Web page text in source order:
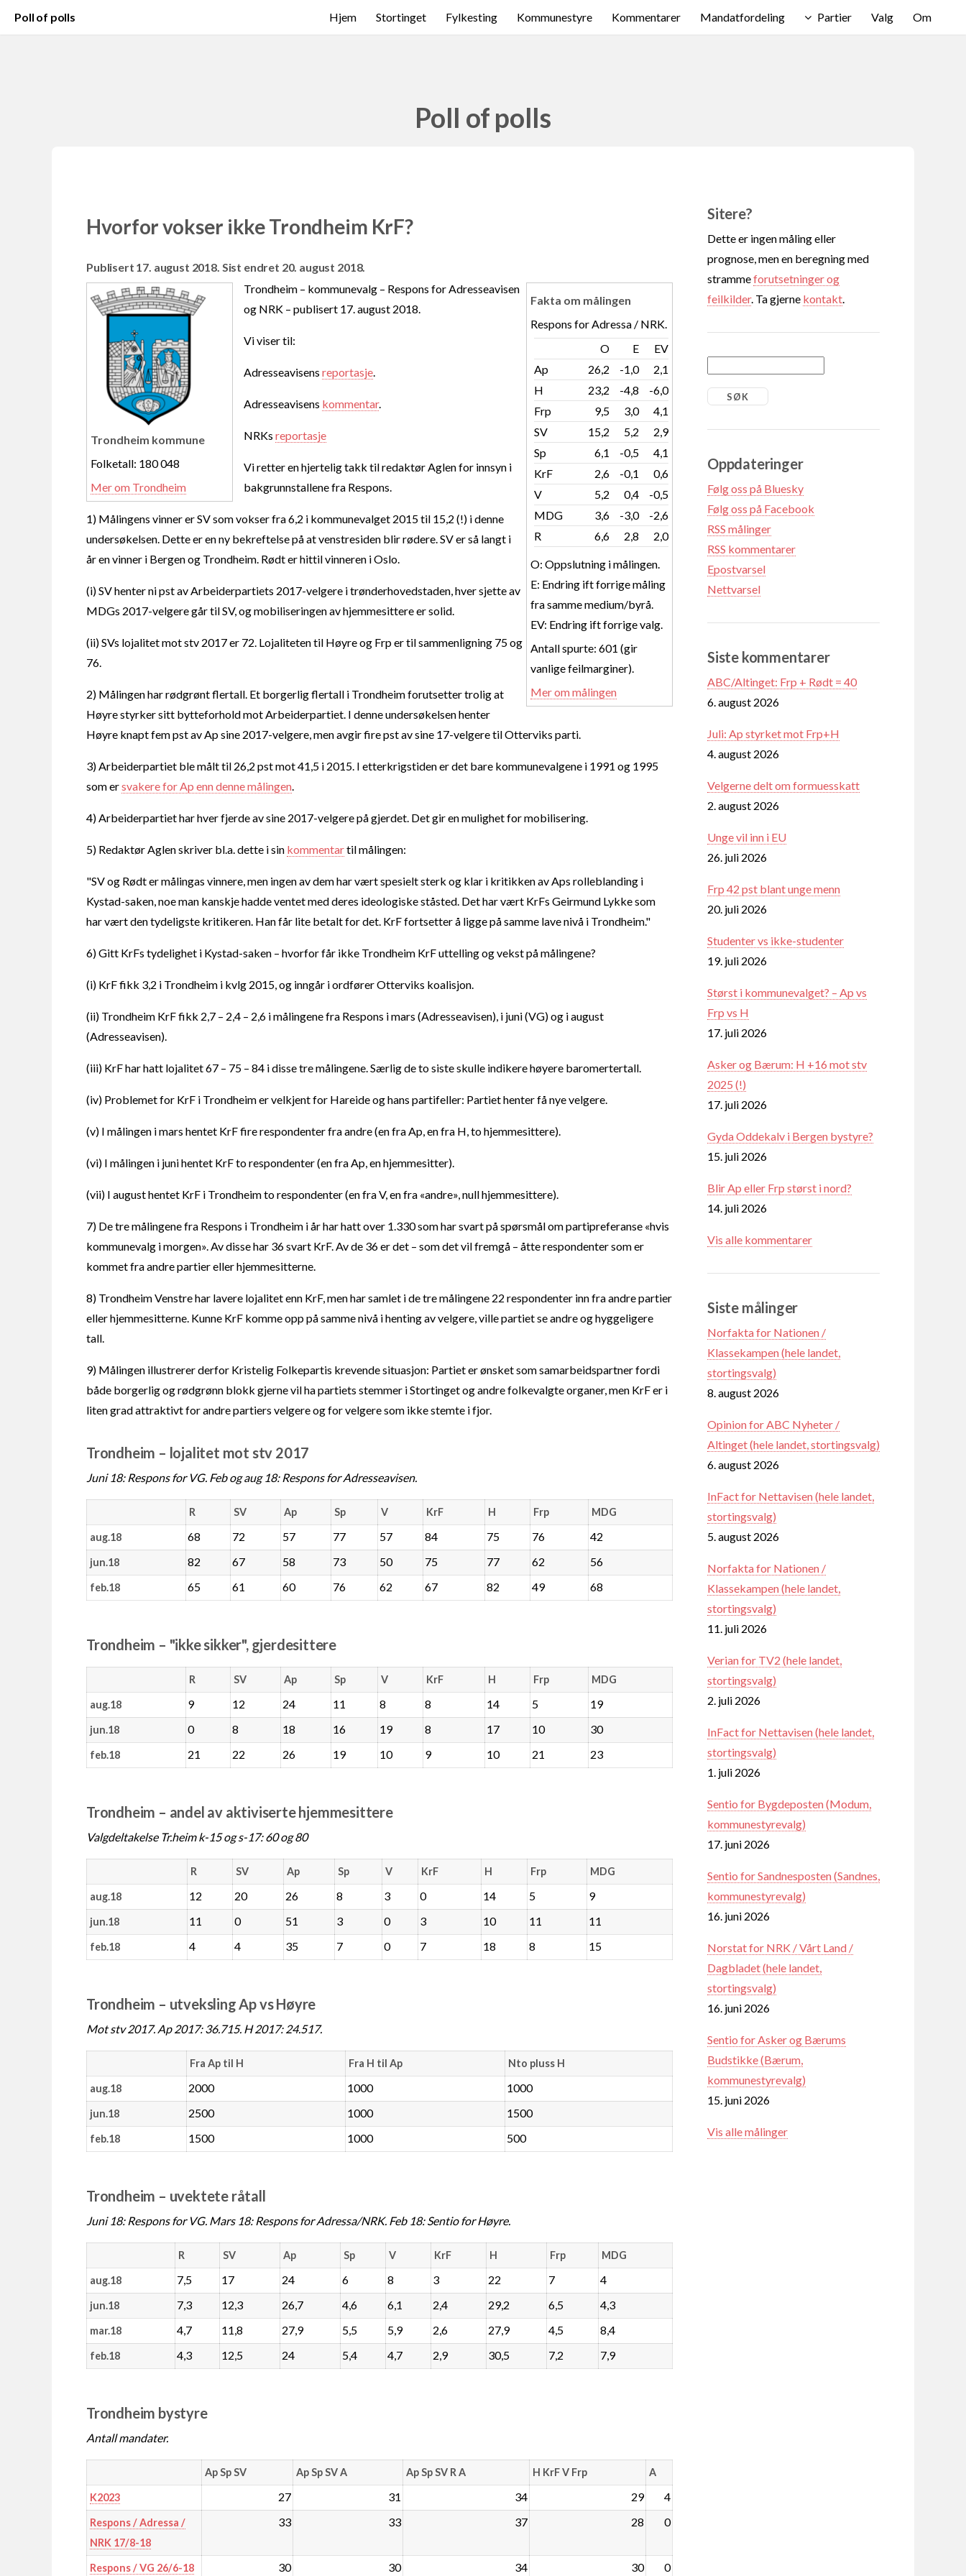
Poll of polls Hjem Stortinget Fylkesting Kommunestyre Kommentarer Mandatfordeling Partier Valg Om
Poll of polls
Hvorfor vokser ikke Trondheim KrF?
Publisert 17. august 2018. Sist endret 20. august 2018.
Trondheim kommune
Folketall: 180 048
Mer om Trondheim
Fakta om målingen
Respons for Adressa / NRK.
O
E
EV
Ap
26,2 -1,0
2,1
H
23,2 -4,8
-6,0
Frp
9,5 3,0
4,1
SV
15,2 5,2
2,9
Sp
6,1 -0,5
4,1
KrF
2,6 -0,1
0,6
V
5,2 0,4
-0,5
MDG
3,6 -3,0
-2,6
R
6,6 2,8 2,0
O: Oppslutning i målingen.
E: Endring ift forrige måling
fra samme medium/byrå.
EV: Endring ift forrige valg.
Antall spurte: 601 (gir
vanlige feilmarginer).
Mer om målingen
Trondheim – kommunevalg – Respons for Adresseavisen
og NRK – publisert 17. august 2018.
Vi viser til:
Adresseavisens reportasje.
Adresseavisens kommentar.
NRKs reportasje
Vi retter en hjertelig takk til redaktør Aglen for innsyn i
bakgrunnstallene fra Respons.
1) Målingens vinner er SV som vokser fra 6,2 i kommunevalget 2015 til 15,2 (!) i denne
undersøkelsen. Dette er en ny bekreftelse på at venstresiden blir rødere. SV er så langt i
år en vinner i Bergen og Trondheim. Rødt er hittil vinneren i Oslo.
(i) SV henter ni pst av Arbeiderpartiets 2017-velgere i trønderhovedstaden, hver sjette av
MDGs 2017-velgere går til SV, og mobiliseringen av hjemmesittere er solid.
(ii) SVs lojalitet mot stv 2017 er 72. Lojaliteten til Høyre og Frp er til sammenligning 75 og
76.
2) Målingen har rødgrønt flertall. Et borgerlig flertall i Trondheim forutsetter trolig at
Høyre styrker sitt bytteforhold mot Arbeiderpartiet. I denne undersøkelsen henter
Høyre knapt fem pst av Ap sine 2017-velgere, men avgir fire pst av sine 17-velgere til Otterviks parti.
3) Arbeiderpartiet ble målt til 26,2 pst mot 41,5 i 2015. I etterkrigstiden er det bare kommunevalgene i 1991 og 1995
som ersvakere for Ap enn denne målingen.
4) Arbeiderpartiet har hver fjerde av sine 2017-velgere på gjerdet. Det gir en mulighet for mobilisering.
5) Redaktør Aglen skriver bl.a. dette i sin kommentartil målingen:
"SV og Rødt er målingas vinnere, men ingen av dem har vært spesielt sterk og klar i kritikken av Aps rolleblanding i
Kystad-saken, noe man kanskje hadde ventet med deres ideologiske ståsted. Det har vært KrFs Geirmund Lykke som
har vært den tydeligste kritikeren. Han får lite betalt for det. KrF fortsetter å ligge på samme lave nivå i Trondheim."
6) Gitt KrFs tydelighet i Kystad-saken – hvorfor får ikke Trondheim KrF uttelling og vekst på målingene?
(i) KrF fikk 3,2 i Trondheim i kvlg 2015, og inngår i ordfører Otterviks koalisjon.
(ii) Trondheim KrF fikk 2,7 – 2,4 – 2,6 i målingene fra Respons i mars (Adresseavisen), i juni (VG) og i august
(Adresseavisen).
(iii) KrF har hatt lojalitet 67 – 75 – 84 i disse tre målingene. Særlig de to siste skulle indikere høyere baromertertall.
(iv) Problemet for KrF i Trondheim er velkjent for Hareide og hans partifeller: Partiet henter få nye velgere.
(v) I målingen i mars hentet KrF fire respondenter fra andre (en fra Ap, en fra H, to hjemmesittere).
(vi) I målingen i juni hentet KrF to respondenter (en fra Ap, en hjemmesitter).
(vii) I august hentet KrF i Trondheim to respondenter (en fra V, en fra «andre», null hjemmesittere).
7) De tre målingene fra Respons i Trondheim i år har hatt over 1.330 som har svart på spørsmål om partipreferanse «hvis
kommunevalg i morgen». Av disse har 36 svart KrF. Av de 36 er det – som det vil fremgå – åtte respondenter som er
kommet fra andre partier eller hjemmesitterne.
8) Trondheim Venstre har lavere lojalitet enn KrF, men har samlet i de tre målingene 22 respondenter inn fra andre partier
eller hjemmesitterne. Kunne KrF komme opp på samme nivå i henting av velgere, ville partiet se andre og hyggeligere
tall.
9) Målingen illustrerer derfor Kristelig Folkepartis krevende situasjon: Partiet er ønsket som samarbeidspartner fordi
både borgerlig og rødgrønn blokk gjerne vil ha partiets stemmer i Stortinget og andre folkevalgte organer, men KrF er i
liten grad attraktivt for andre partiers velgere og for velgere som ikke stemte i fjor.
Trondheim – lojalitet mot stv 2017
Juni 18: Respons for VG. Feb og aug 18: Respons for Adresseavisen.
R SV Ap Sp V KrF H Frp MDG
aug.18 68 72 57 77 57 84 75 76 42
jun.18 82 67 58 73 50 75 77 62 56
feb.18 65 61 60 76 62 67 82 49 68
Trondheim – "ikke sikker", gjerdesittere
R SV Ap Sp V KrF H Frp MDG
aug.18 9 12 24 11 8 8 14 5 19
jun.18 0 8 18 16 19 8 17 10 30
feb.18 21 22 26 19 10 9 10 21 23
Trondheim – andel av aktiviserte hjemmesittere
Valgdeltakelse Tr.heim k-15 og s-17: 60 og 80
R SV Ap Sp V KrF H Frp MDG
aug.18 12 20 26 8 3 0 14 5 9
jun.18 11 0 51 3 0 3 10 11 11
feb.18 4 4 35 7 0 7 18 8 15
Trondheim – utveksling Ap vs Høyre
Mot stv 2017. Ap 2017: 36.715. H 2017: 24.517.
Fra Ap til H Fra H til Ap Nto pluss H
aug.18 2000 1000 1000
jun.18 2500 1000 1500
feb.18 1500 1000 500
Trondheim – uvektete råtall
Juni 18: Respons for VG. Mars 18: Respons for Adressa/NRK. Feb 18: Sentio for Høyre.
R SV Ap Sp V KrF H Frp MDG
aug.18 7,5 17 24 6 8 3 22 7 4
jun.18 7,3 12,3 26,7 4,6 6,1 2,4 29,2 6,5 4,3
mar.18 4,7 11,8 27,9 5,5 5,9 2,6 27,9 4,5 8,4
feb.18 4,3 12,5 24 5,4 4,7 2,9 30,5 7,2 7,9
Trondheim bystyre
Antall mandater.
Ap Sp SV Ap Sp SV A Ap Sp SV R A H KrF V Frp A
K2023 27 31 34 29 4
Respons / Adressa /
NRK 17/8-18
33 33 37 28 0
Respons / VG 26/6-18 30 30 34 30 0
Sitere?
Dette er ingen måling eller
prognose, men en beregning med
strammeforutsetninger og
feilkilder. Ta gjerne kontakt
Oppdateringer
Følg oss på Bluesky
Følg oss på Facebook
RSS målinger
RSS kommentarer
Epostvarsel
Nettvarsel
Siste kommentarer
ABC/Altinget: Frp + Rødt = 40
6. august 2026
Juli: Ap styrket mot Frp+H
4. august 2026
Velgerne delt om formuesskatt
2. august 2026
Unge vil inn i EU
26. juli 2026
Frp 42 pst blant unge menn
20. juli 2026
Studenter vs ikke-studenter
19. juli 2026
Størst i kommunevalget? – Ap vs
Frp vs H
17. juli 2026
Asker og Bærum: H +16 mot stv
2025 (!)
17. juli 2026
Gyda Oddekalv i Bergen bystyre?
15. juli 2026
Blir Ap eller Frp størst i nord?
14. juli 2026
Vis alle kommentarer
Siste målinger
Norfakta for Nationen /
Klassekampen (hele landet,
stortingsvalg)
8. august 2026
Opinion for ABC Nyheter /
Altinget (hele landet, stortingsvalg)
6. august 2026
InFact for Nettavisen (hele landet,
stortingsvalg)
5. august 2026
Norfakta for Nationen /
Klassekampen (hele landet,
stortingsvalg)
11. juli 2026
Verian for TV2 (hele landet,
stortingsvalg)
2. juli 2026
InFact for Nettavisen (hele landet,
stortingsvalg)
1. juli 2026
Sentio for Bygdeposten (Modum,
kommunestyrevalg)
17. juni 2026
Sentio for Sandnesposten (Sandnes,
kommunestyrevalg)
16. juni 2026
Norstat for NRK / Vårt Land /
Dagbladet (hele landet,
stortingsvalg)
16. juni 2026
Sentio for Asker og Bærums
Budstikke (Bærum,
kommunestyrevalg)
15. juni 2026
Vis alle målinger